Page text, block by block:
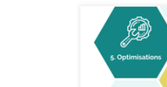
Analyse de
améliorer votre
référencement
visibilité en ligne